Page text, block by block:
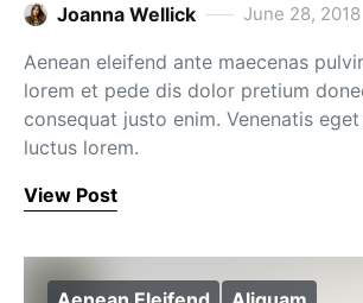
Joanna Wellick June 28, 2018
Aenean eleifend ante maecenas
lorem et pede dis dolor pretium
consequat justo enim. Venenatis
luctus lorem.
View Post